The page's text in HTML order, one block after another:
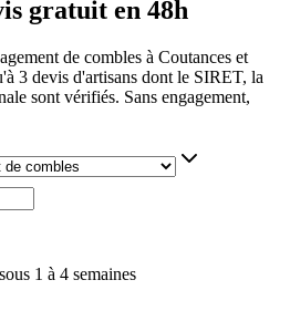
gratuit en 48h
de combles à Coutances et
3 devis d'artisans dont le SIRET, la
sont vérifiés. Sans engagement,
1 à 4 semaines